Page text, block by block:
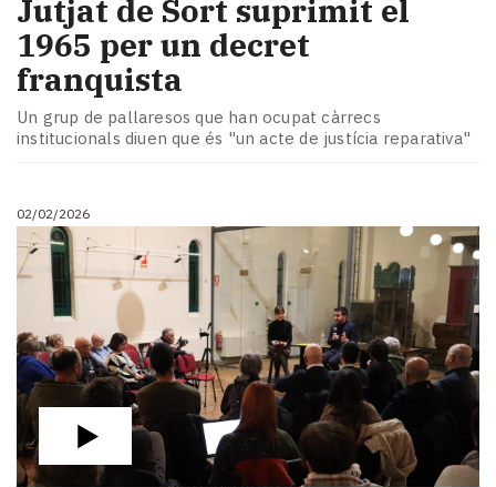
Jutjat de Sort suprimit el
1965 per un decret
franquista
Un grup de pallaresos que han ocupat càrrecs
institucionals diuen que és "un acte de justícia reparativa"
02/02/2026